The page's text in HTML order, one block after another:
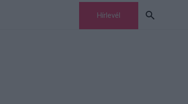
Hírlevél